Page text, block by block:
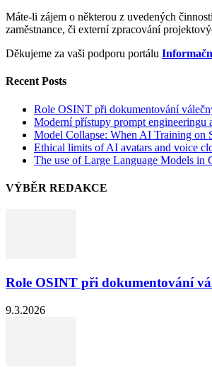
Máte-li zájem o některou z uvedených
zaměstnance, či externí zpracování
Děkujeme za vaši podporu portálu
Recent Posts
Role OSINT při dokumentování
Moderní přístupy prompt
Model Collapse: When AI Training on
Ethical limits of AI avatars and voice
The use of Large Language Models in
VÝBĚR REDAKCE
Role OSINT při dokumentování
9.3.2026